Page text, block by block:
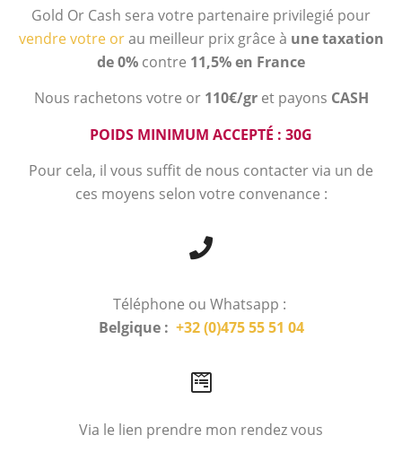
Gold Or Cash sera votre partenaire privilegié pour
vendre votre orau meilleur prix grâce à une taxation
de 0% contre 11,5% en France
Nous rachetons votre or 110€/gr et payons CASH
POIDS MINIMUM ACCEPTÉ : 30G
Pour cela, il vous suffit de nous contacter via un de
ces moyens selon votre convenance :
Téléphone ou Whatsapp :
Belgique : +32 (0)475 55 51 04
Via le lien prendre mon rendez vous